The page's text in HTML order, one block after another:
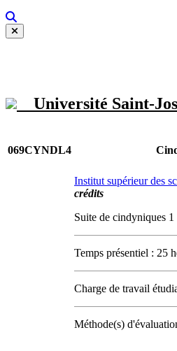
Université Saint-
069CYNDL4
Institut supérieur des
crédits
Suite de cindyniques 1
Temps présentiel : 25
Charge de travail
Méthode(s)